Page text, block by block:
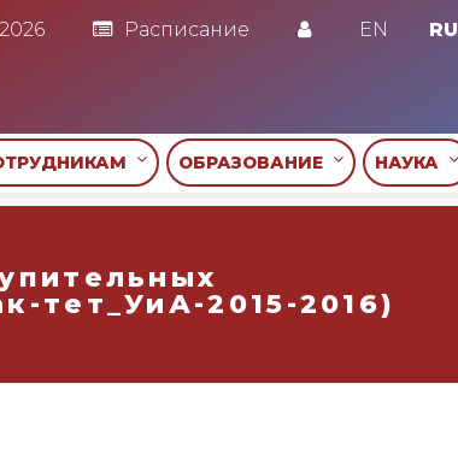
Расписание EN RU
ОБРАЗОВАНИЕ НАУКА
тет_УиА-2015-2016)